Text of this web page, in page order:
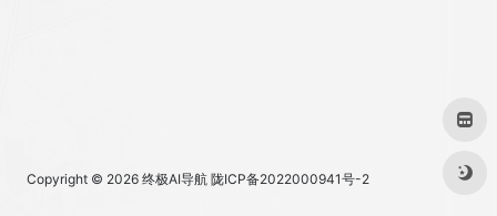
Copyright © 2026 终极AI导航 陇ICP备2022000941号-2